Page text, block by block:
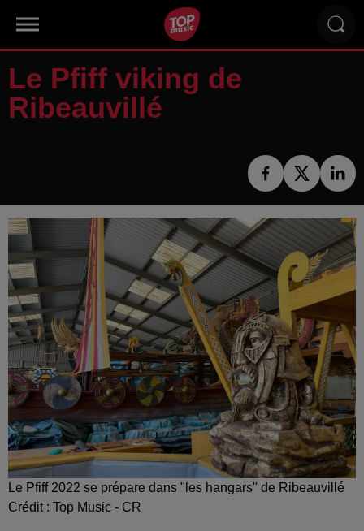
Le Pfiff viking de
Ribeauvillé
Le Pfiff 2022 se prépare dans "les hangars" de Ribeauvillé
Crédit : Top Music - CR